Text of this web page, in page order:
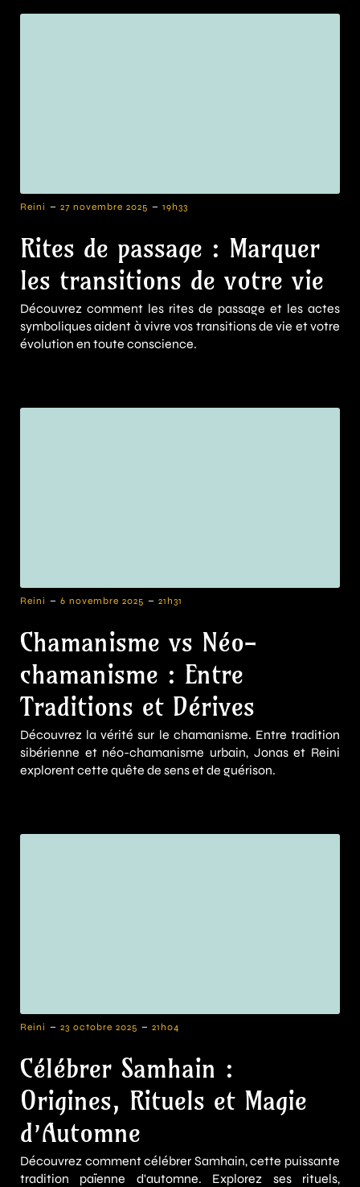
Reini - 27 novembre 2025 - 19h33
Rites de passage : Marquer
les transitions de votre vie
Découvrez comment les rites de passage et les actes
symboliques aident à vivre vos transitions de vie et votre
évolution en toute conscience.
Reini - 6 novembre 2025 - 21h31
Chamanisme vs Néo-
chamanisme : Entre
Traditions et Dérives
Découvrez la vérité sur le chamanisme. Entre tradition
sibérienne et néo-chamanisme urbain, Jonas et Reini
explorent cette quête de sens et de guérison.
Reini - 23 octobre 2025 - 21h04
Célébrer Samhain :
Origines, Rituels et Magie
d’Automne
Découvrez comment célébrer Samhain, cette puissante
tradition païenne d'automne. Explorez ses rituels,